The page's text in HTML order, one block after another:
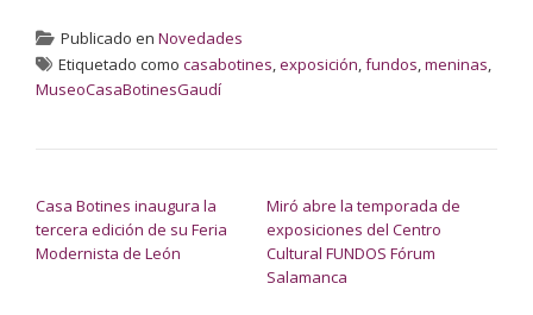
Publicado en Novedades
Etiquetado como casabotines,exposición,fundos,meninas,
MuseoCasaBotinesGaudí
Casa Botines inaugura la
tercera edición de su Feria
Modernista de León
Miró abre la temporada de
exposiciones del Centro
Cultural FUNDOS Fórum
Salamanca